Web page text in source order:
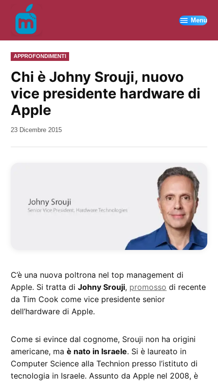
contenuto
Menu
PUBBLICATO
IN
APPROFONDIMENTI
Chi è Johny Srouji, nuovo
vice presidente hardware di
Apple
da
23 Dicembre 2015
C’è una nuova poltrona nel top management di
Apple. Si tratta diJohny Srouji, promosso di recente
da Tim Cook come vice presidente senior
dell’hardware di Apple.
Come si evince dal cognome, Srouji non ha origini
americane, maè nato in Israele. Si è laureato in
Computer Science alla Technion presso l’istituto di
tecnologia in Israele. Assunto da Apple nel 2008, è